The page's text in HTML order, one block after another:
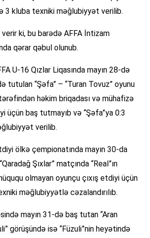
3 kluba texniki məğlubiyyət verilib.
ki, bu barədə AFFA İntizam
qərar qəbul olunub.
U-16 Qızlar Liqasında mayın 28-də
tutulan “Şəfa” – “Turan Tovuz” oyunu
həkim briqadası və mühafizə
üçün baş tutmayıb və “Şəfa”ya 0:3
verilib.
ölkə çempionatında mayın 30-da
Şıxlar” matçında “Real”ın
olmayan oyunçu çıxış etdiyi üçün
məğlubiyyətlə cəzalandırılıb.
mayın 31-də baş tutan “Aran
görüşündə isə “Füzuli”nin heyətində